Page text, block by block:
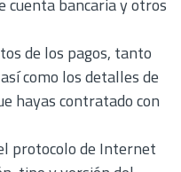
de los pagos, tanto
como los detalles de
hayas contratado con
protocolo de Internet